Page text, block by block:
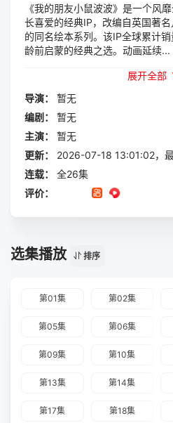
《我的朋友小鼠波波》是一个风
长喜爱的经典IP，改编自英国著
的同名绘本系列。该IP全球累计
龄前启蒙的经典之选。动画延续...
展开全部
导演：
暂无
编剧：
暂无
主演：
暂无
更新：
2026-07-18 13:01:02，
连载：
全26集
评价：
选集播放 排序
第01集 第02集
第05集 第06集
第09集 第10集
第13集 第14集
第17集 第18集